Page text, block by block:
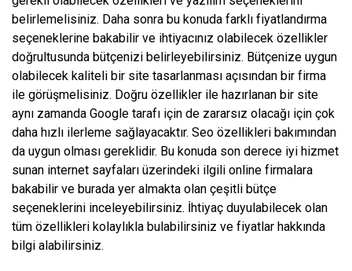
belirlemelisiniz. Daha sonra bu konuda farklı fiyatlandırma
seçeneklerine bakabilir ve ihtiyacınız olabilecek özellikler
doğrultusunda bütçenizi belirleyebilirsiniz. Bütçenize uygun
olabilecek kaliteli bir site tasarlanması açısından bir firma
ile görüşmelisiniz. Doğru özellikler ile hazırlanan bir site
aynı zamanda Google tarafı için de zararsız olacağı için çok
daha hızlı ilerleme sağlayacaktır. Seo özellikleri bakımından
da uygun olması gereklidir. Bu konuda son derece iyi hizmet
sunan internet sayfaları üzerindeki ilgili online firmalara
bakabilir ve burada yer almakta olan çeşitli bütçe
seçeneklerini inceleyebilirsiniz. İhtiyaç duyulabilecek olan
tüm özellikleri kolaylıkla bulabilirsiniz ve fiyatlar hakkında
bilgi alabilirsiniz.